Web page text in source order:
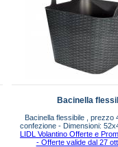
Bacinella
Bacinella flessibile , prezzo
confezione - Dimensioni:
LIDL Volantino Offerte e
- Offerte valide dal 27